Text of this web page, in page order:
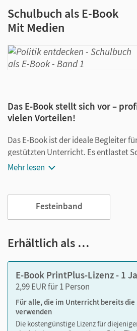
Schulbuch als E-Book
Mit Medien
Das E-Book stellt sich vor –
vielen Vorteilen!
Das E-Book ist der ideale Begleiter
gestützten Unterricht. Es entlastet
Rucksäcke und ist jederzeit
Notizen erstellen
Text ergänzen
im Text suchen
zoomen
Die Medien sind wichtige
sind seitengenau platziert, damit Sie
jederzeit unkompliziert darauf
Mehr lesen
Festeinband
Erhältlich als …
E-Book PrintPlus-Lizenz - 1
2,99 EUR für 1 Person
Für alle, die im Unterricht bereits die
verwenden
Die kostengünstige Lizenz für